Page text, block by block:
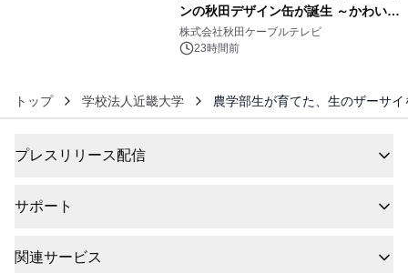
ンの秋田デザイン缶が誕生 ～かわいい
秋田犬の子犬と秋田の四季と名所を巡
るパッケージ～ 9月1日(火)秋田県内で
株式会社秋田ケーブルテレビ
23時間前
トップ 学校法人近畿大学 農学部生が育てた、生のザーサ
プレスリリース配信
サポート
関連サービス